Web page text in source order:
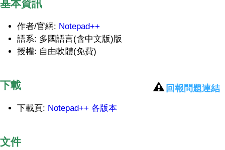
基本資訊
作者/官網: Notepad++
語系: 多國語言(含中文版)版
授權: 自由軟體(免費)
回報問題連結
下載
下載頁: Notepad++ 各版本
文件